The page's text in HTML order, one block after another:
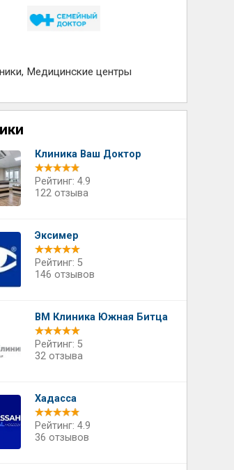
Медицинские центры
Клиника Ваш Доктор
Рейтинг: 4.9
122 отзыва
Эксимер
Рейтинг: 5
146 отзывов
ВМ Клиника Южная Битца
Рейтинг: 5
32 отзыва
Хадасса
Рейтинг: 4.9
36 отзывов